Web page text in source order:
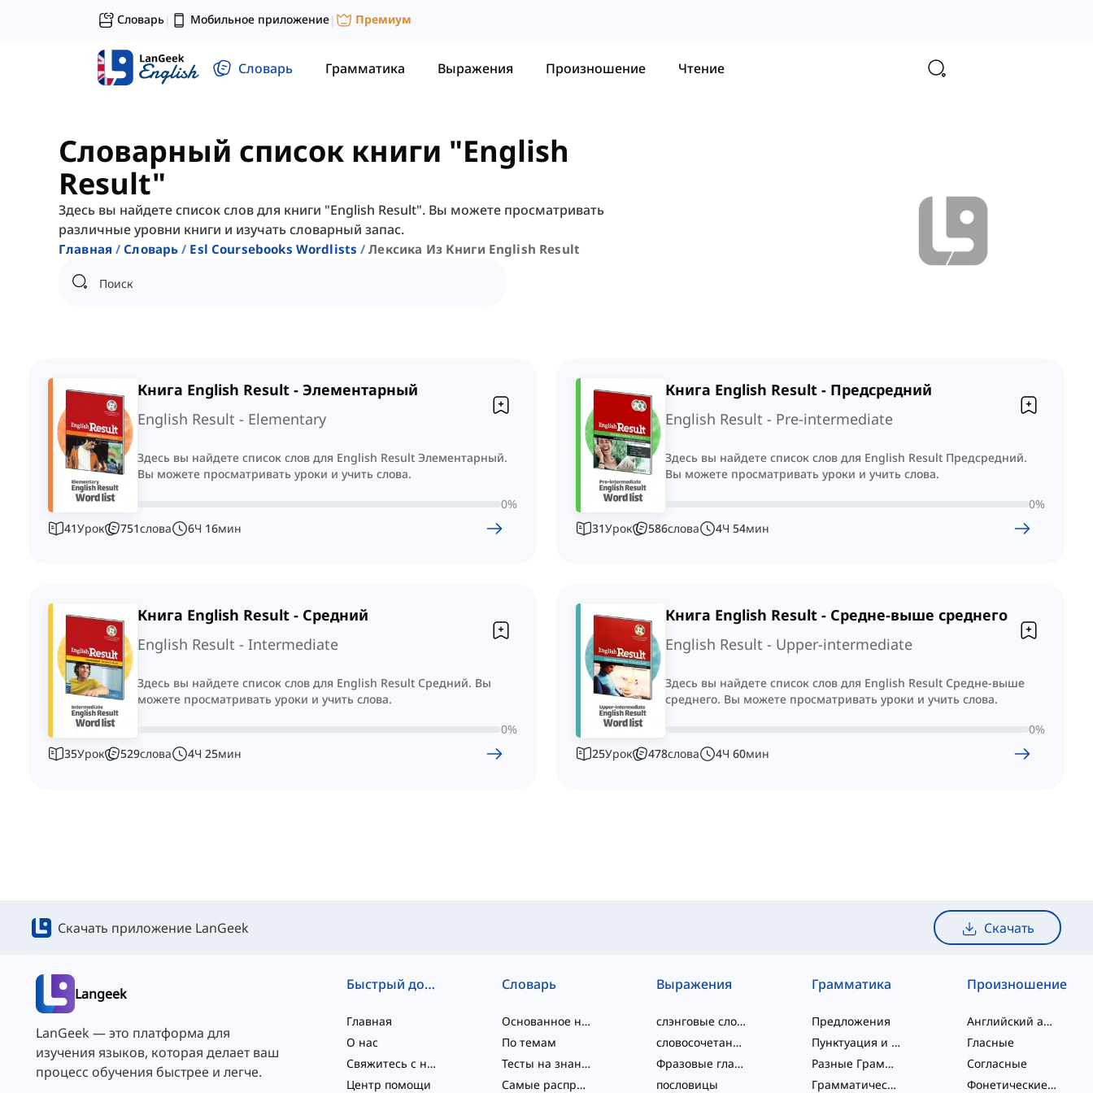
Словарь| Мобильное приложение| Премиум
Словарь Грамматика Выражения Произношение Чтение
Словарный список книги "English
Result"
Здесь вы найдете список слов для книги "English Result". Вы можете просматривать
различные уровни книги и изучать словарный запас.
Главная Словарь Esl Coursebooks Wordlists Лексика Из Книги English Result
Книга English Result - Элементарный
English Result - Elementary
Здесь вы найдете список слов для English Result Элементарный.
Вы можете просматривать уроки и учить слова.
0%
41Урок 751слова 6Ч 16мин
Книга English Result - Предсредний
English Result - Pre-intermediate
Здесь вы найдете список слов для English Result Предсредний.
Вы можете просматривать уроки и учить слова.
0%
31Урок 586слова 4Ч 54мин
Книга English Result - Средний
English Result - Intermediate
Здесь вы найдете список слов для English Result Средний. Вы
можете просматривать уроки и учить слова.
0%
35Урок 529слова 4Ч 25мин
Книга English Result - Средне-выше среднего
English Result - Upper-intermediate
Здесь вы найдете список слов для English Result Средне-выше
среднего. Вы можете просматривать уроки и учить слова.
0%
25Урок 478слова 4Ч 60мин
Скачать приложение LanGeek Скачать
Langeek
LanGeek — это платформа для
изучения языков, которая делает ваш
процесс обучения быстрее и легче.
Быстрый доступ
Главная
О нас
Свяжитесь с нами
Центр помощи
Словарь
Основанное на уровне
По темам
Тесты на знание языка
Самые распространённые
Выражения
слэнговые слова
словосочетания
Фразовые глаголы
пословицы
Грамматика
Предложения
Пунктуация и Орфография
Разные Грамматические Темы
Грамматические Функции
Произношение
Английский алфавит
Гласные
Согласные
Фонетические концепции